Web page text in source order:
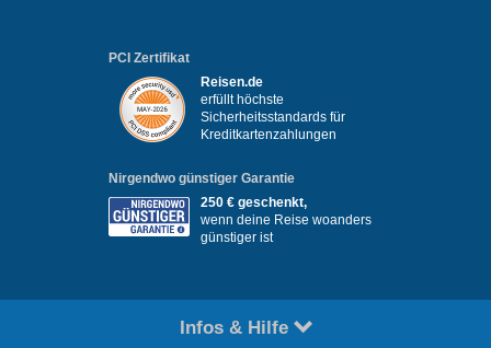
PCI Zertifikat
Reisen.de
erfüllt höchste
Sicherheitsstandards für
Kreditkartenzahlungen
Nirgendwo günstiger Garantie
250 € geschenkt,
wenn deine Reise woanders
günstiger ist
Infos & Hilfe